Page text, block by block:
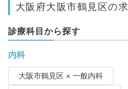
大阪府大阪市鶴見区の
診療科目から探す
内科
大阪市鶴見区 × 一般内科